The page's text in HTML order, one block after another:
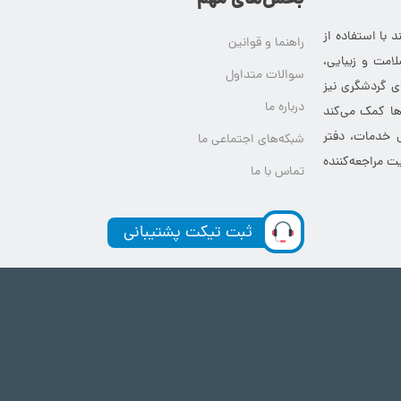
با استفاده از
و زیبایی،
گردشگری نیز
کمک می‌کند
خدمات، دفتر
مراجعه‌کننده
راهنما و قوانین
سوالات متداول
درباره ما
شبکه‌های اجتماعی ما
تماس با ما
ثبت تیکت پشتیبانی